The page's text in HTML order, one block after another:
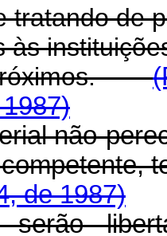
de
às
não-
de 1987)
serão -